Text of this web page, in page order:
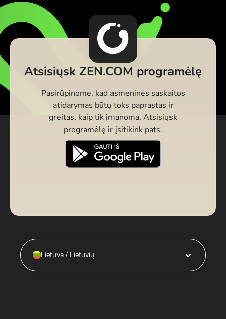
Atsisiųsk ZEN.COM programėlę
Pasirūpinome, kad asmeninės sąskaitos
atidarymas būtų toks paprastas ir
greitas, kaip tik įmanoma. Atsisiųsk
programėlę ir įsitikink pats.
Lietuva / Lietuvių